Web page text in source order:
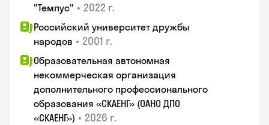
"Темпус" • 2022 г.
Российский университет дружбы
народов • 2001 г.
Образовательная автономная
некоммерческая организация
дополнительного профессионального
образования «СКАЕНГ» (ОАНО ДПО
«СКАЕНГ») • 2026 г.